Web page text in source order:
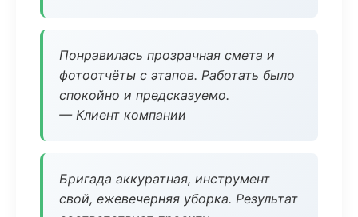
Понравилась прозрачная смета и
фотоотчёты с этапов. Работать было
спокойно и предсказуемо.
— Клиент компании
Бригада аккуратная, инструмент
свой, ежевечерняя уборка. Результат